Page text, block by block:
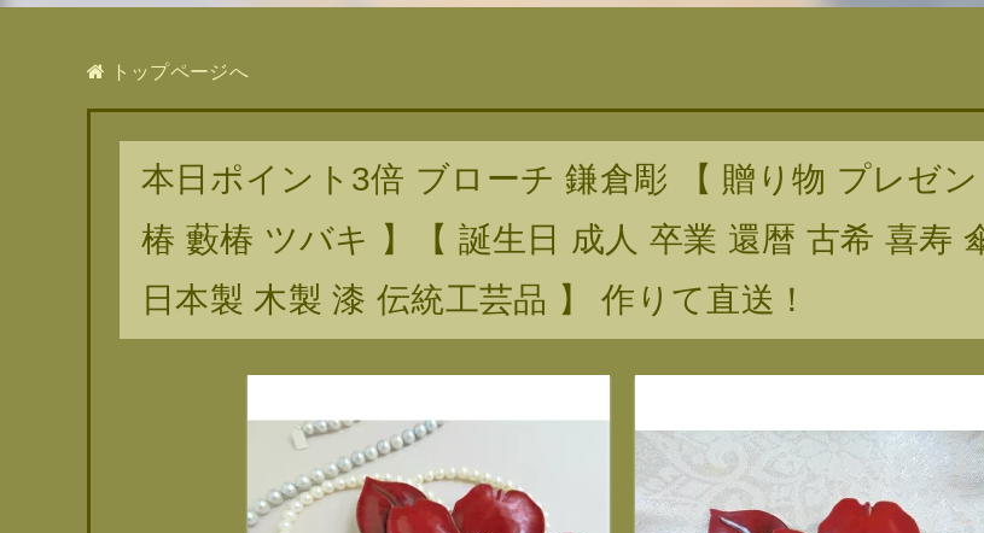
トップページへ
本日ポイント3倍 ブローチ 鎌倉彫 【 贈り物 プレゼ
椿 藪椿 ツバキ 】【 誕生日 成人 卒業 還暦 古希 喜寿
日本製 木製 漆 伝統工芸品 】 作りて直送！